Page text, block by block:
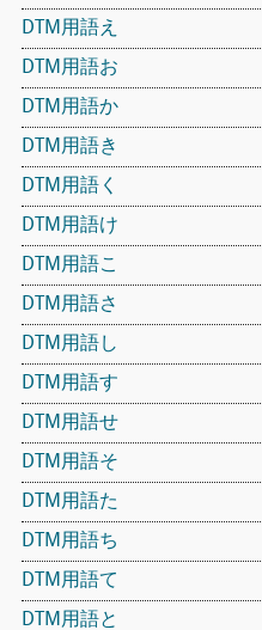
DTM用語え
DTM用語お
DTM用語か
DTM用語き
DTM用語く
DTM用語け
DTM用語こ
DTM用語さ
DTM用語し
DTM用語す
DTM用語せ
DTM用語そ
DTM用語た
DTM用語ち
DTM用語て
DTM用語と